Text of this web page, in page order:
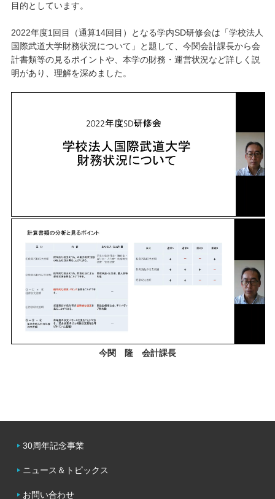
学友会クラブ活動
目的としています。
2022年度1回目（通算14回目）となる学内SD研修会は「学校法人
国際武道大学財務状況について」と題して、今関会計課長から会
計書類等の見るポイントや、本学の財務・運営状況など詳しく説
明があり、理解を深めました。
今関 隆 会計課長
30周年記念事業
ニュース＆トピックス
お問い合わせ